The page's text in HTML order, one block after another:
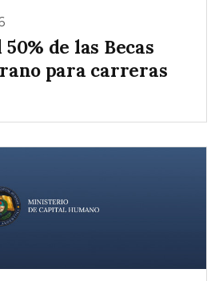
de las Becas
para carreras